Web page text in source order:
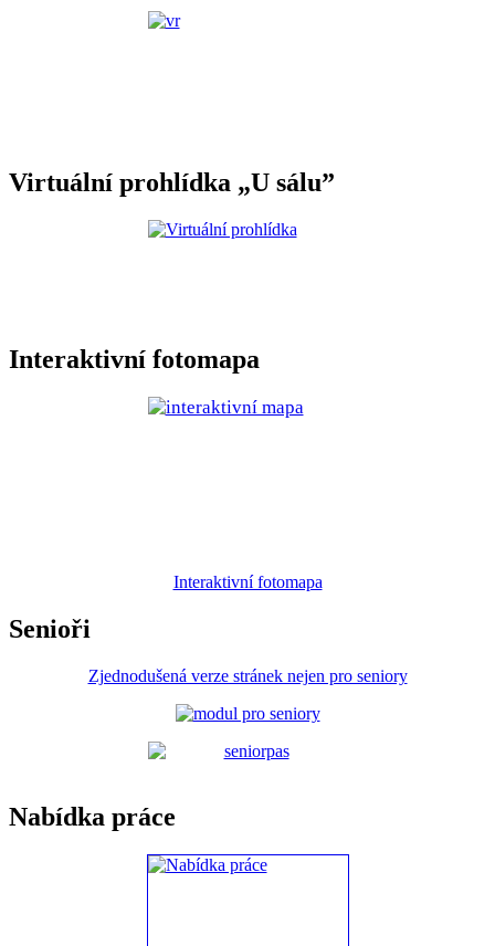
Virtuální prohlídka „U sálu”
Interaktivní fotomapa
Interaktivní fotomapa
Senioři
Zjednodušená verze stránek nejen pro seniory
Nabídka práce